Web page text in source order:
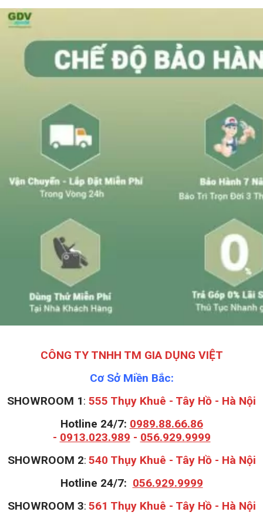
CÔNG TY TNHH TM GIA DỤNG VIỆT
Cơ Sở Miền Bắc:
SHOWROOM 1: 555 Thụy Khuê - Tây Hồ - Hà Nội
Hotline 24/7: 0989.88.66.86
- 0913.023.989 - 056.929.9999
SHOWROOM 2: 540 Thụy Khuê - Tây Hồ - Hà Nội
Hotline 24/7: 056.929.9999
SHOWROOM 3: 561 Thụy Khuê - Tây Hồ - Hà Nội